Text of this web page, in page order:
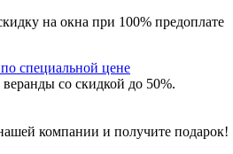
на окна при 100% предоплате
специальной цене
со скидкой до 50%.
компании и получите подарок!